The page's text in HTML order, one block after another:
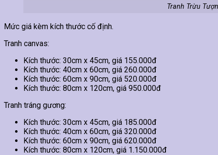
Tranh Trừu
Mức giá kèm kích thước cố định.
Tranh canvas:
Kích thước: 30cm x 45cm, giá 155.000đ
Kích thước: 40cm x 60cm, giá 260.000đ
Kích thước: 60cm x 90cm, giá 520.000đ
Kích thước: 80cm x 120cm, giá 950.000đ
Tranh tráng gương:
Kích thước: 30cm x 45cm, giá 185.000đ
Kích thước: 40cm x 60cm, giá 320.000đ
Kích thước: 60cm x 90cm, giá 620.000đ
Kích thước: 80cm x 120cm, giá 1.150.000đ